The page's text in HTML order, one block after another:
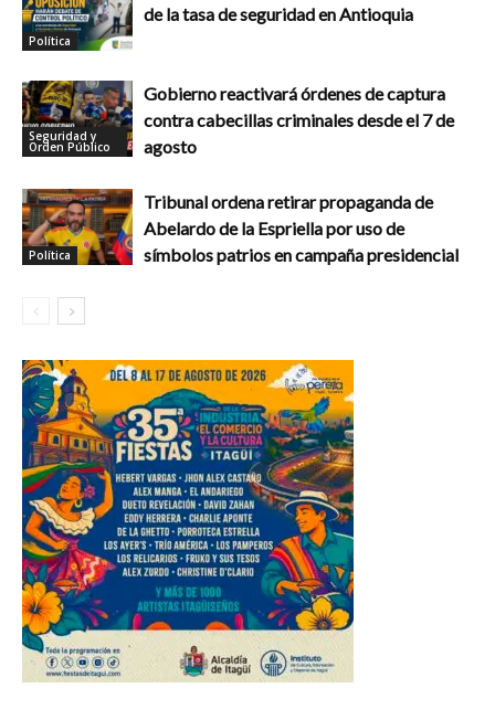
Política
de la tasa de seguridad en Antioquia
Seguridad y
Orden Público
Gobierno reactivará órdenes de captura
contra cabecillas criminales desde el 7 de
agosto
Política
Tribunal ordena retirar propaganda de
Abelardo de la Espriella por uso de
símbolos patrios en campaña presidencial